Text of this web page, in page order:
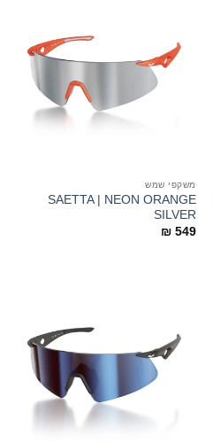
משקפי שמש
SAETTA | NEON ORANGE
SILVER
₪ 549